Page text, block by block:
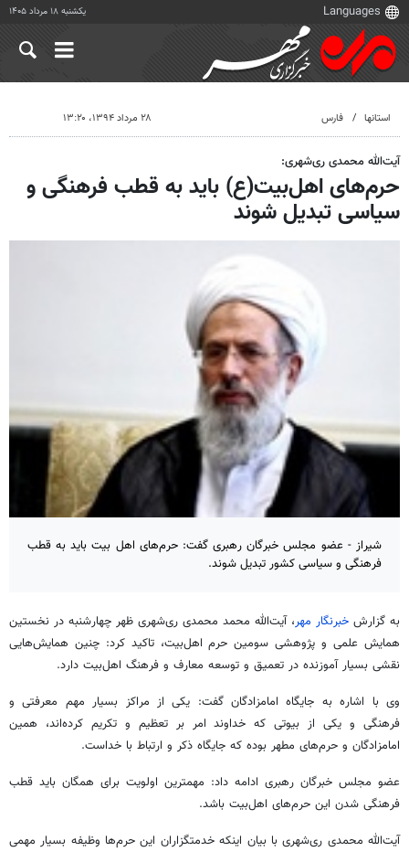
یکشنبه ۱۸ مرداد ۱۴۰۵
استانها فارس ۲۸ مرداد ۱۳۹۴، ۱۳:۲۰
آیت‌الله محمدی ری‌شهری:
حرم‌های اهل‌بیت(ع) باید به قطب فرهنگی و
سیاسی تبدیل شوند
شیراز - عضو مجلس خبرگان رهبری گفت: حرم‌های اهل بیت باید به قطب
فرهنگی و سیاسی کشور تبدیل شوند.
به گزارش خبرنگار مهر، آیت‌الله محمد محمدی‌ ری‌شهری ظهر چهارشنبه در نخستین
همایش علمی و پژوهشی سومین حرم اهل‌بیت، تاکید کرد: چنین همایش‌هایی
نقشی بسیار آموزنده در تعمیق و توسعه معارف و فرهنگ اهل‌بیت دارد.
وی با اشاره به جایگاه امامزادگان گفت: یکی از مراکز بسیار مهم معرفتی و
فرهنگی و یکی از بیوتی که خداوند امر بر تعظیم و تکریم کرده‌اند، همین
امامزادگان و حرم‌های مطهر بوده که جایگاه ذکر و ارتباط با خداست.
عضو مجلس خبرگان رهبری ادامه داد: مهمترین اولویت برای همگان باید قطب
فرهنگی شدن این حرم‌های اهل‌بیت باشد.
آیت‌الله محمدی ری‌شهری با بیان اینکه خدمتگزاران این حرم‌ها وظیفه بسیار مهمی